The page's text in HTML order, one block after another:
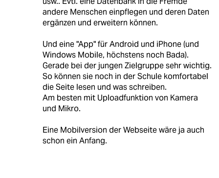
andere Menschen einpflegen und deren Daten
ergänzen und erweitern können.
Und eine "App" für Android und iPhone (und
Windows Mobile, höchstens noch Bada).
Gerade bei der jungen Zielgruppe sehr wichtig.
So können sie noch in der Schule komfortabel
die Seite lesen und was schreiben.
Am besten mit Uploadfunktion von Kamera
und Mikro.
Eine Mobilversion der Webseite wäre ja auch
schon ein Anfang.